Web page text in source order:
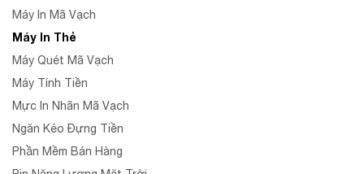
Máy In Mã Vạch
Máy In Thẻ
Máy Quét Mã Vạch
Máy Tính Tiền
Mực In Nhãn Mã Vạch
Ngăn Kéo Đựng Tiền
Phần Mềm Bán Hàng